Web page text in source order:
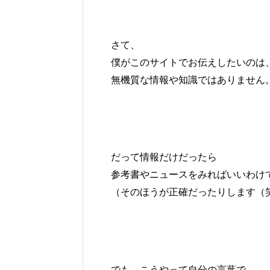
さて、
僕がこのサイトでお伝えしたいのは、
無機質な情報や知識ではありません。
だって情報だけだったら
参考書やニュースをみればいいわけ
（そのほうが正確だったりします（